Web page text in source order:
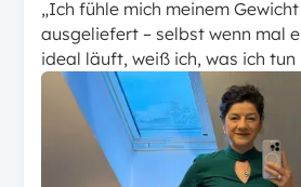
„Ich fühle mich meinem
ausgeliefert – selbst wenn mal
ideal läuft, weiß ich, was ich tun